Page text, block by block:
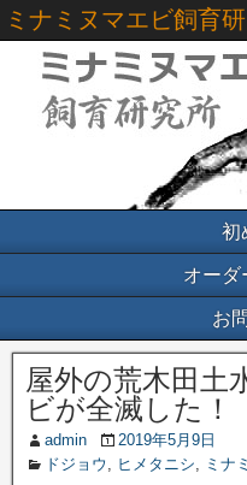
ミナミヌマエビ飼育
初
オーダ
お
屋外の荒木田土
ビが全滅した！
admin
2019年5月9日
ドジョウ , ヒメタニシ, ミナ